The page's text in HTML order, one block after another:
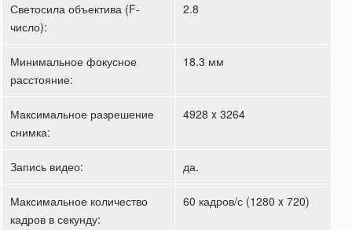
Светосила объектива (F-
число):
2.8
Минимальное фокусное
расстояние:
18.3 мм
Максимальное разрешение
снимка:
4928 x 3264
Запись видео: да.
Максимальное количество
кадров в секунду:
60 кадров/с (1280 x 720)